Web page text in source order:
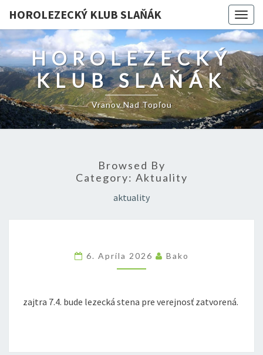
HOROLEZECKÝ KLUB SLAŇÁK
HOROLEZECKÝ
KLUB SLAŇÁK
Vranov Nad Topľou
Browsed By
Category: Aktuality
aktuality
6. Apríla 2026 Bako
zajtra 7.4. bude lezecká stena pre verejnosť zatvorená.